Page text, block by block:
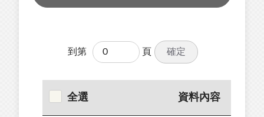
到第 頁 確定
全選 資料內容